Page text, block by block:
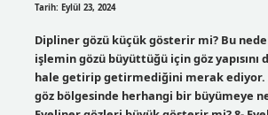
Tarih: Eylül 23, 2024
Dipliner gözü küçük gösterir mi? Bu
işlemin gözü büyüttüğü için göz yapısını
hale getirip getirmediğini merak ediyor.
göz bölgesinde herhangi bir büyümeye